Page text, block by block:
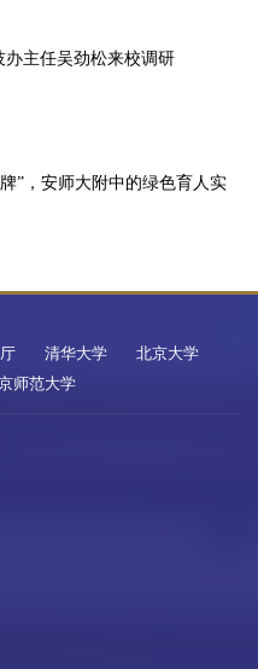
主任吴劲松来校调研
牌”，安师大附中的绿色育人实
清华大学
北京大学
师范大学